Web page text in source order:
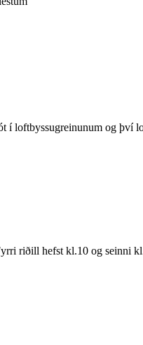
í loftbyssugreinunum og því
riðill hefst kl.10 og seinni